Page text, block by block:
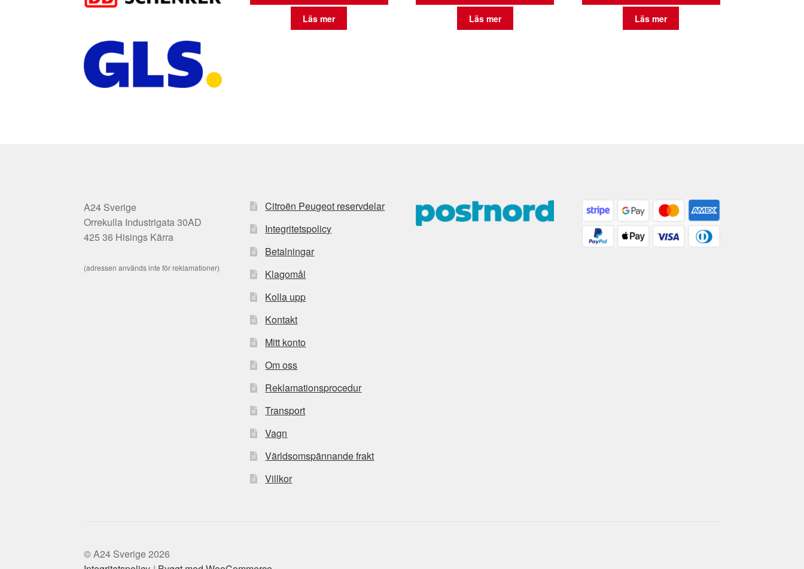
Läs mer Läs mer Läs mer
A24 Sverige
Orrekulla Industrigata 30AD
425 36 Hisings Kärra
(adressen används inte för reklamationer)
Citroën Peugeot reservdelar
Integritetspolicy
Betalningar
Klagomål
Kolla upp
Kontakt
Mitt konto
Om oss
Reklamationsprocedur
Transport
Vagn
Världsomspännande frakt
Villkor
© A24 Sverige 2026